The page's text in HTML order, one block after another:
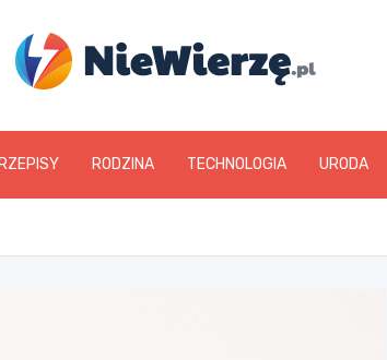
niewierze.pl
RODZINA TECHNOLOGIA URODA